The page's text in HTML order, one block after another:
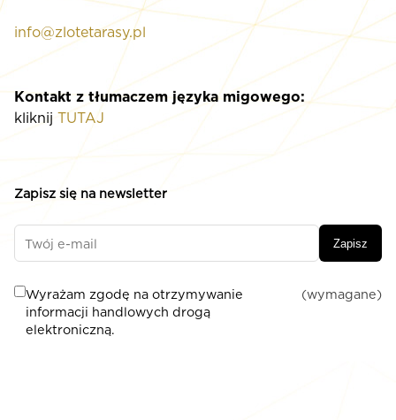
info@zlotetarasy.pl
Kontakt z tłumaczem języka migowego:
kliknij TUTAJ
Zapisz się na newsletter
Zapisz
Wyrażam zgodę na otrzymywanie
informacji handlowych drogą
elektroniczną.
(wymagane)